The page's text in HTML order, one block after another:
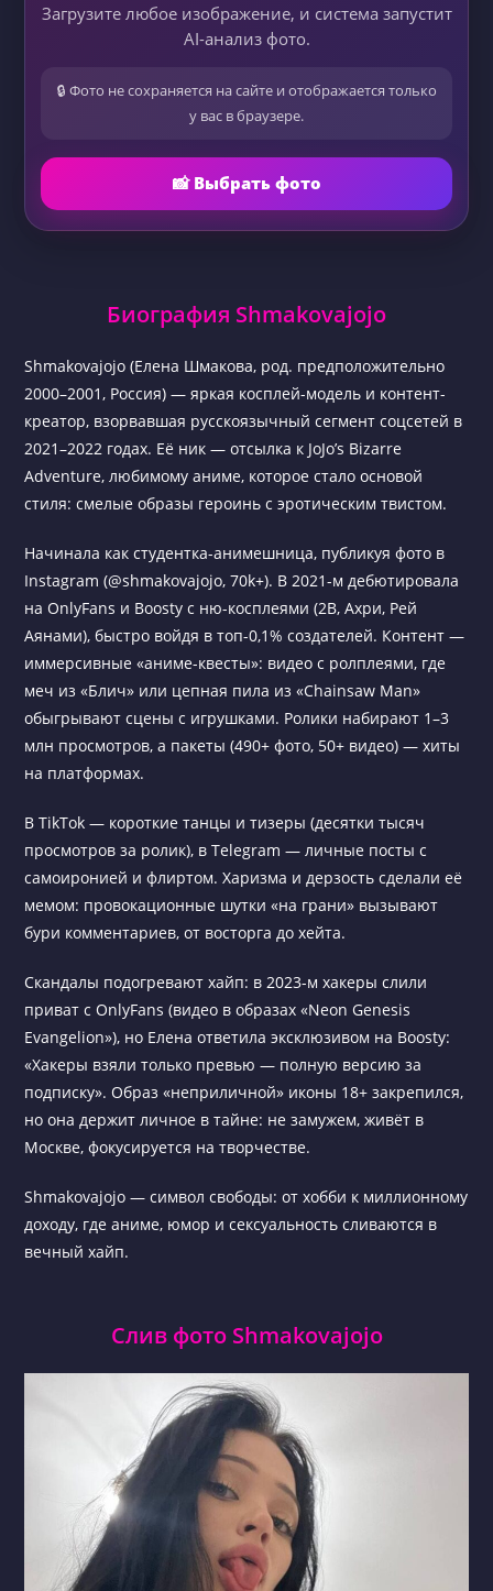
Загрузите любое изображение, и система запустит
AI-анализ фото.
🔒 Фото не сохраняется на сайте и отображается только
у вас в браузере.
📸 Выбрать фото
Биография Shmakovajojo
Shmakovajojo (Елена Шмакова, род. предположительно
2000–2001, Россия) — яркая косплей-модель и контент-
креатор, взорвавшая русскоязычный сегмент соцсетей в
2021–2022 годах. Её ник — отсылка к JoJo’s Bizarre
Adventure, любимому аниме, которое стало основой
стиля: смелые образы героинь с эротическим твистом.
Начинала как студентка-анимешница, публикуя фото в
Instagram (@shmakovajojo, 70k+). В 2021-м дебютировала
на OnlyFans и Boosty с ню-косплеями (2B, Ахри, Рей
Аянами), быстро войдя в топ-0,1% создателей. Контент —
иммерсивные «аниме-квесты»: видео с ролплеями, где
меч из «Блич» или цепная пила из «Chainsaw Man»
обыгрывают сцены с игрушками. Ролики набирают 1–3
млн просмотров, а пакеты (490+ фото, 50+ видео) — хиты
на платформах.
В TikTok — короткие танцы и тизеры (десятки тысяч
просмотров за ролик), в Telegram — личные посты с
самоиронией и флиртом. Харизма и дерзость сделали её
мемом: провокационные шутки «на грани» вызывают
бури комментариев, от восторга до хейта.
Скандалы подогревают хайп: в 2023-м хакеры слили
приват с OnlyFans (видео в образах «Neon Genesis
Evangelion»), но Елена ответила эксклюзивом на Boosty:
«Хакеры взяли только превью — полную версию за
подписку». Образ «неприличной» иконы 18+ закрепился,
но она держит личное в тайне: не замужем, живёт в
Москве, фокусируется на творчестве.
Shmakovajojo — символ свободы: от хобби к миллионному
доходу, где аниме, юмор и сексуальность сливаются в
вечный хайп.
Слив фото Shmakovajojo